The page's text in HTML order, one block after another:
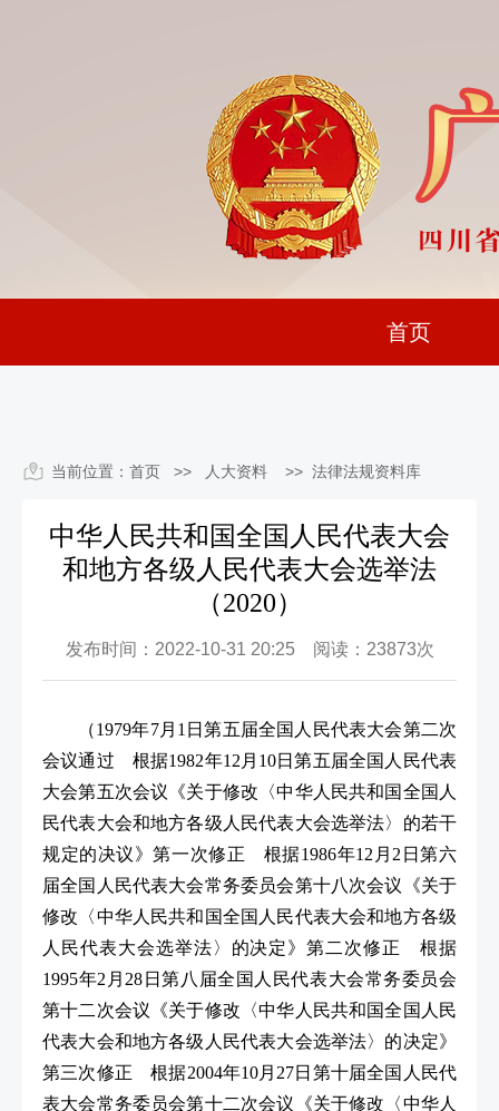
首页
当前位置： 首页 >> 人大资料 >> 法律法规资料库
中华人民共和国全国人民代表大会
和地方各级人民代表大会选举法
（2020）
发布时间：2022-10-31 20:25 阅读：23873次
（1979年7月1日第五届全国人民代表大会第二次
会议通过 根据1982年12月10日第五届全国人民代表
大会第五次会议《关于修改〈中华人民共和国全国人
民代表大会和地方各级人民代表大会选举法〉的若干
规定的决议》第一次修正 根据1986年12月2日第六
届全国人民代表大会常务委员会第十八次会议《关于
修改〈中华人民共和国全国人民代表大会和地方各级
人民代表大会选举法〉的决定》第二次修正 根据
1995年2月28日第八届全国人民代表大会常务委员会
第十二次会议《关于修改〈中华人民共和国全国人民
代表大会和地方各级人民代表大会选举法〉的决定》
第三次修正 根据2004年10月27日第十届全国人民代
表大会常务委员会第十二次会议《关于修改〈中华人